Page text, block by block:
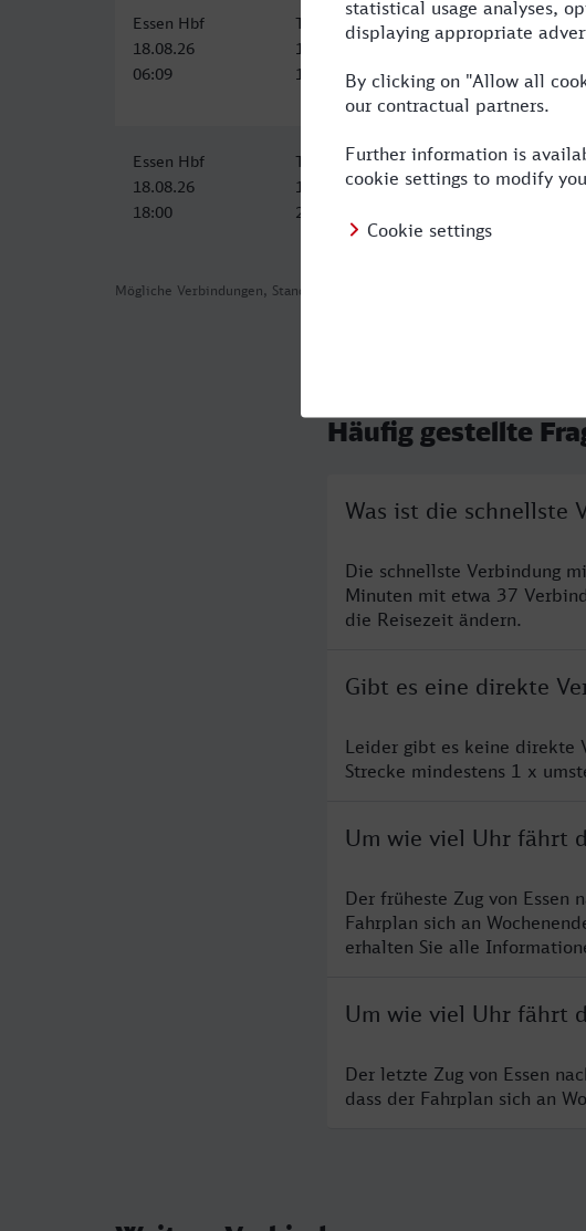
Mögliche Verbindungen, Stand: 2026-08-04 12:08
Essen Hbf
18.08.26
06:09
Trier Hbf
18.08.26
10:27
4:18
Essen Hbf
18.08.26
18:00
Trier Hbf (Bus)
18.08.26
22:36
4:36
Häufig gestellte
Was ist die schnellste
Die schnellste Verbindung
Minuten mit etwa 37
die Reisezeit ändern.
Gibt es eine direkte
Leider gibt es keine direkte
Strecke mindestens 1 x
Um wie viel Uhr fährt
Der früheste Zug von
Fahrplan sich an
erhalten Sie alle
Um wie viel Uhr fährt
Der letzte Zug von Essen
dass der Fahrplan sich an